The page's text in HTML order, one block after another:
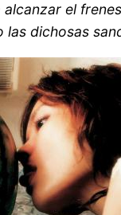
el
dichosas